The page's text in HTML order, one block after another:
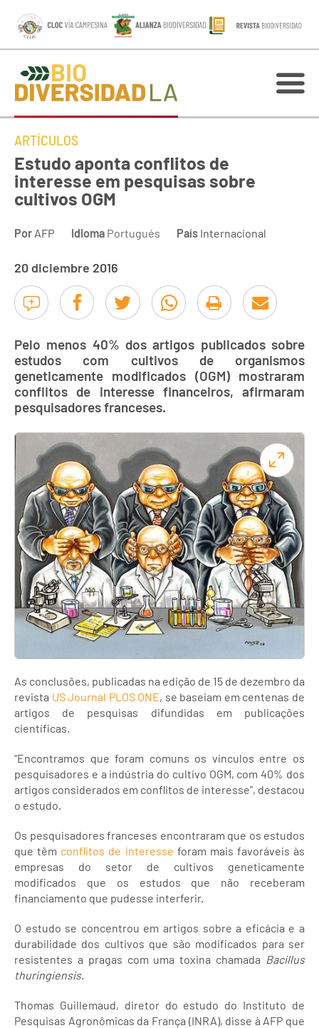
ARTÍCULOS
Estudo aponta conflitos de
interesse em pesquisas sobre
cultivos OGM
Por AFP Idioma Portugués País Internacional
20 diciembre 2016
Pelo menos 40% dos artigos publicados sobre
estudos com cultivos de organismos
geneticamente modificados (OGM) mostraram
conflitos de interesse financeiros, afirmaram
pesquisadores franceses.
As conclusões, publicadas na edição de 15 de dezembro da
revista US Journal PLOS ONE, se baseiam em centenas de
artigos de pesquisas difundidas em publicações
científicas.
“Encontramos que foram comuns os vínculos entre os
pesquisadores e a indústria do cultivo OGM, com 40% dos
artigos considerados em conflitos de interesse”, destacou
o estudo.
Os pesquisadores franceses encontraram que os estudos
que têm conflitos de interesse foram mais favoráveis às
empresas do setor de cultivos geneticamente
modificados que os estudos que não receberam
financiamento que pudesse interferir.
O estudo se concentrou em artigos sobre a eficácia e a
durabilidade dos cultivos que são modificados para ser
resistentes a pragas com uma toxina chamada Bacillus
thuringiensis.
Thomas Guillemaud, diretor do estudo do Instituto de
Pesquisas Agronômicas da França (INRA), disse à AFP que